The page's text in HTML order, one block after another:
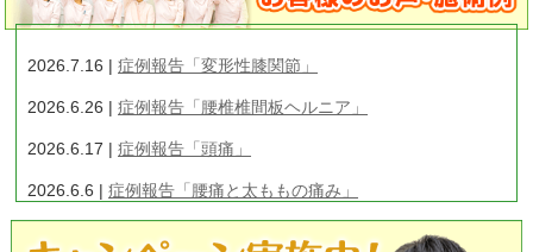
で、自分の今の体の状態を理解することが出来
ました。
仕事上、軽い腰痛になることはありますが、以
ごく助かっております、ありがとうございまし
2026.7.16 |症例報告「変形性膝関節」
2026.6.26 |症例報告「腰椎椎間板ヘルニア」
2026.6.17 |症例報告「頭痛」
2026.6.6 |症例報告「腰痛と太ももの痛み」